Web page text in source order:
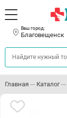
Ваш город:
Благовещенск
Главная Каталог